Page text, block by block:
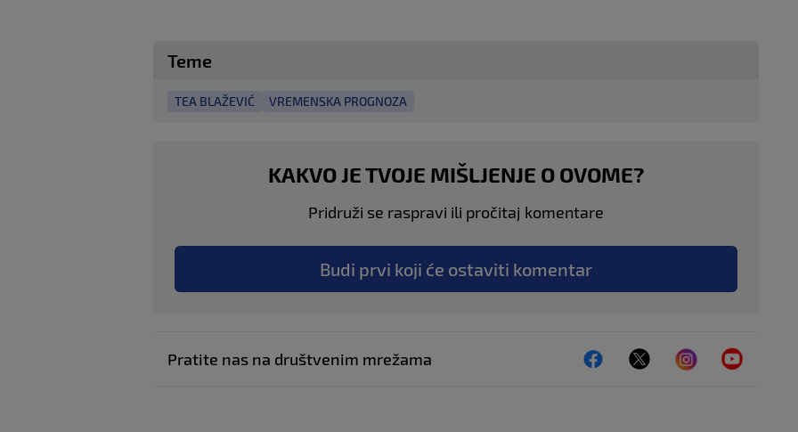
Teme
TEA BLAŽEVIĆ VREMENSKA PROGNOZA
KAKVO JE TVOJE MIŠLJENJE O OVOME?
Pridruži se raspravi ili pročitaj komentare
Budi prvi koji će ostaviti komentar
Pratite nas na društvenim mrežama